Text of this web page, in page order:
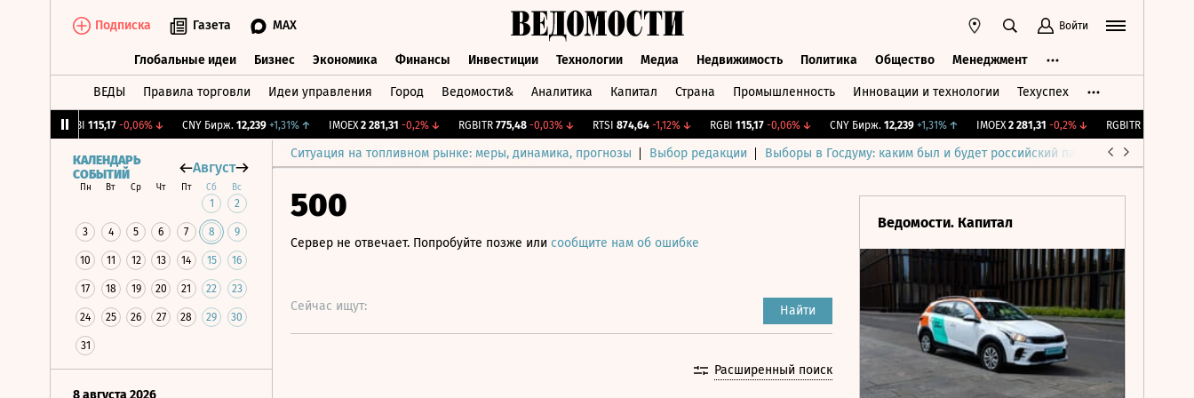
Подписка Газета MAX Войти
Глобальные идеи Бизнес Экономика Финансы Инвестиции Технологии Медиа Недвижимость Политика Общество Менеджмент
ВЕДЫ Правила торговли Идеи управления Город Ведомости& Аналитика Капитал Страна Промышленность Инновации и технологии Техуспех
115,17 -0,06%↓ CNY Бирж. 12,239 +1,31%↑ IMOEX 2 281,31 -0,2%↓ RGBITR 775,48 -0,03%↓ RTSI 874,64 -1,12%↓ RGBI 115,17 -0,06%↓ CNY Бирж. 12,239 +1,31%↑ IMOEX 2 281,31 -0,2%↓ RGBITR 775,48
Ситуация на топливном рынке: меры, динамика, прогнозы Выбор редакции Выборы в Госдуму: каким был и будет российский парламент
КАЛЕНДАРЬ
СОБЫТИЙ
Август
Пн Вт Ср Чт Пт Сб Вс
1 2
3 4 5 6 7 8 9
10 11 12 13 14 15 16
17 18 19 20 21 22 23
24 25 26 27 28 29 30
31
8 августа 2026
500
Сервер не отвечает. Попробуйте позже или сообщите нам об ошибке
Сейчас ищут: Найти
Расширенный поиск
Ведомости. Капитал